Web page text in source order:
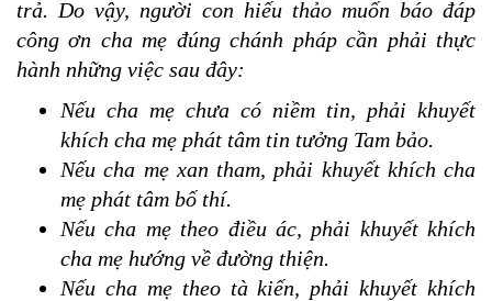
trả. Do vậy, người con hiếu thảo muốn báo đáp
công ơn cha mẹ đúng chánh pháp cần phải thực
hành những việc sau đây:
Nếu cha mẹ chưa có niềm tin, phải khuyết
khích cha mẹ phát tâm tin tưởng Tam bảo.
Nếu cha mẹ xan tham, phải khuyết khích cha
mẹ phát tâm bố thí.
Nếu cha mẹ theo điều ác, phải khuyết khích
cha mẹ hướng về đường thiện.
Nếu cha mẹ theo tà kiến, phải khuyết khích